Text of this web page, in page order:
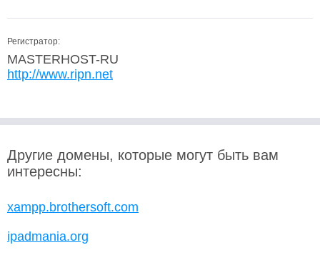
Регистратор:
MASTERHOST-RU
http://www.ripn.net
Другие домены, которые могут быть вам
интересны:
xampp.brothersoft.com
ipadmania.org